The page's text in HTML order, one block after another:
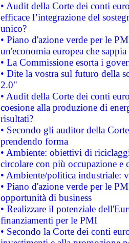
• Audit della Corte dei conti
efficace l’integrazione del
unico?
• Piano d'azione verde per le
un'economia europea che
• La Commissione esorta i
• Dite la vostra sul futuro della
2.0"
• Audit della Corte dei conti
coesione alla produzione di
risultati?
• Secondo gli auditor della
prendendo forma
• Ambiente: obiettivi di
circolare con più occupazione e
• Ambiente/politica industriale:
• Piano d'azione verde per le
opportunità di business
• Realizzare il potenziale
finanziamenti per le PMI
• Secondo la Corte dei conti